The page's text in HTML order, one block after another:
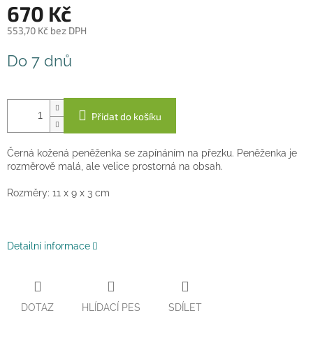
670 Kč
553,70 Kč bez DPH
cena:
Do 7 dnů
Přidat do košíku
Černá kožená peněženka se zapínáním na přezku. Peněženka je
rozměrově malá, ale velice prostorná na obsah.
Rozměry: 11 x 9 x 3 cm
Detailní informace
DOTAZ HLÍDACÍ PES SDÍLET